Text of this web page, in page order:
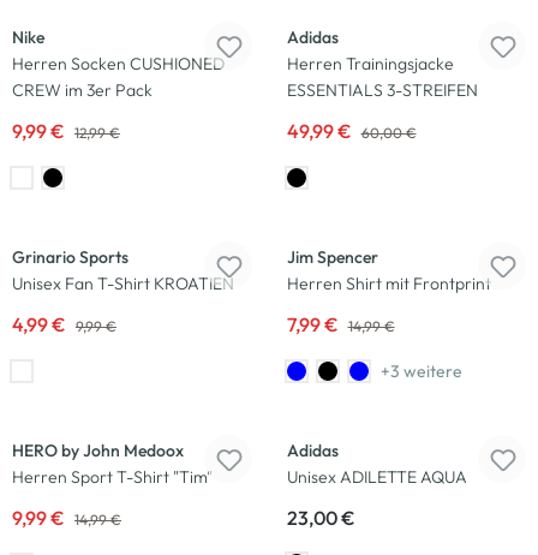
Nike
Herren Socken CUSHIONED
CREW im 3er Pack
9,99 € 12,99 €
Adidas
Herren Trainingsjacke
ESSENTIALS 3-STREIFEN
49,99 € 60,00 €
Grinario Sports
Unisex Fan T-Shirt KROATIEN
4,99 € 9,99 €
Jim Spencer
Herren Shirt mit Frontprint
7,99 € 14,99 €
+3 weitere
HERO by John Medoox
Herren Sport T-Shirt "Tim"
9,99 € 14,99 €
Adidas
Unisex ADILETTE AQUA
23,00 €